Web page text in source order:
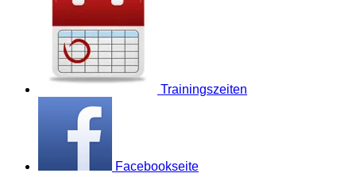
Trainingszeiten
Facebookseite